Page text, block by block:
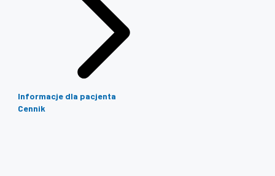
Informacje dla pacjenta
Cennik